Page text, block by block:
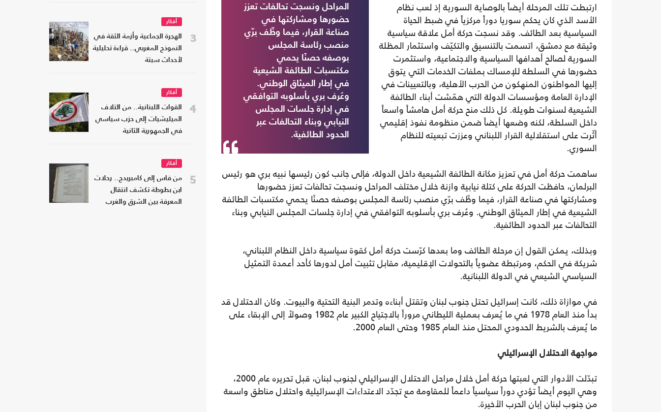
المراحل ونسجت تحالفات تعزز
حضورها ومشاركتها في
صناعة القرار، فيما وظّف برّي
منصب رئاسة المجلس
بوصفه حصنًا يحمي
مكتسبات الطائفة الشيعية
في إطار الميثاق الوطني.
وعُرف بري بأسلوبه التوافقي
في إدارة جلسات المجلس
النيابي وبناء التحالفات عبر
الحدود الطائفية.
ارتبطت تلك المرحلة أيضاً بالوصاية السورية إذ لعب نظام
الأسد الذي كان يحكم سوريا دوراً مركزياً في ضبط الحياة
السياسية بعد الطائف. وقد نسجت حركة أمل علاقة سياسية
وثيقة مع دمشق، اتسمت بالتنسيق والتكيّف واستثمار المظلة
السورية لصالح أهدافها السياسية والاجتماعية، واستثمرت
حضورها في السلطة للإمساك بملفات الخدمات التي يتوق
إليها المواطنون المنهكون من الحرب الأهلية، وبالتعيينات في
الإدارة العامة ومؤسسات الدولة التي همّشت أبناء الطائفة
الشيعية لسنوات طويلة. كل ذلك منح حركة أمل هامشاً واسعاً
داخل السلطة، لكنه وضعها أيضاً ضمن منظومة نفوذ إقليمي
أثّرت على استقلالية القرار اللبناني وعززت تبعيته للنظام
السوري.
ساهمت حركة أمل في تعزيز مكانة الطائفة الشيعية داخل الدولة، فإلى جانب كون رئيسها نبيه بري هو رئيس
البرلمان، حافظت الحركة على كتلة نيابية وازنة خلال مختلف المراحل ونسجت تحالفات تعزز حضورها
ومشاركتها في صناعة القرار، فيما وظّف برّي منصب رئاسة المجلس بوصفه حصنًا يحمي مكتسبات الطائفة
الشيعية في إطار الميثاق الوطني. وعُرف بري بأسلوبه التوافقي في إدارة جلسات المجلس النيابي وبناء
التحالفات عبر الحدود الطائفية.
وبذلك، يمكن القول إن مرحلة الطائف وما بعدها كرّست حركة أمل كقوة سياسية داخل النظام اللبناني،
شريكة في الحكم، ومرتبطة عضوياً بالتحولات الإقليمية، مقابل تثبيت أمل لدورها كأحد أعمدة التمثيل
السياسي الشيعي في الدولة اللبنانية.
في موازاة ذلك، كانت إسرائيل تحتل جنوب لبنان وتقتل أبناءه وتدمر البنية التحتية والبيوت. وكان الاحتلال قد
بدأ منذ العام 1978 في ما يُعرف بعملية الليطاني مروراً بالاجتياح الكبير عام 1982 وصولاً إلى الإبقاء على
ما يُعرف بالشريط الحدودي المحتل منذ العام 1985 وحتى العام 2000.
مواجهة الاحتلال الإسرائيلي
تبدّلت الأدوار التي لعبتها حركة أمل خلال مراحل الاحتلال الإسرائيلي لجنوب لبنان، قبل تحريره عام 2000،
وهي اليوم أيضاً تؤدي دوراً سياسياً داعماً للمقاومة مع تجدّد الاعتداءات الإسرائيلية واحتلال مناطق واسعة
من جنوب لبنان إبان الحرب الأخيرة.
3
أفكار
الهجرة الجماعية وأزمة الثقة في
النموذج المغربي.. قراءة تحليلية
لأحداث سبتة
4
أفكار
القوات اللبنانية.. من ائتلاف
الميليشيات إلى حزب سياسي
في الجمهورية الثانية
5
أفكار
من فاس إلى كامبريدج.. رحلات
ابن بطوطة تكشف انتقال
المعرفة بين الشرق والغرب